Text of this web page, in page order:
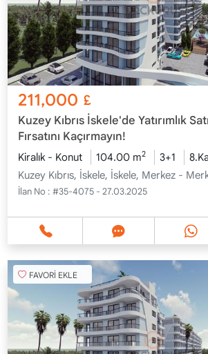
211,000 £
Kuzey Kıbrıs İskele'de Yatırımlık
Fırsatını Kaçırmayın!
Kiralık - Konut 104.00 m2 3+1
Kuzey Kıbrıs, İskele, İskele, Merkez -
İlan No : #35-4075 - 27.03.2025
FAVORİ EKLE